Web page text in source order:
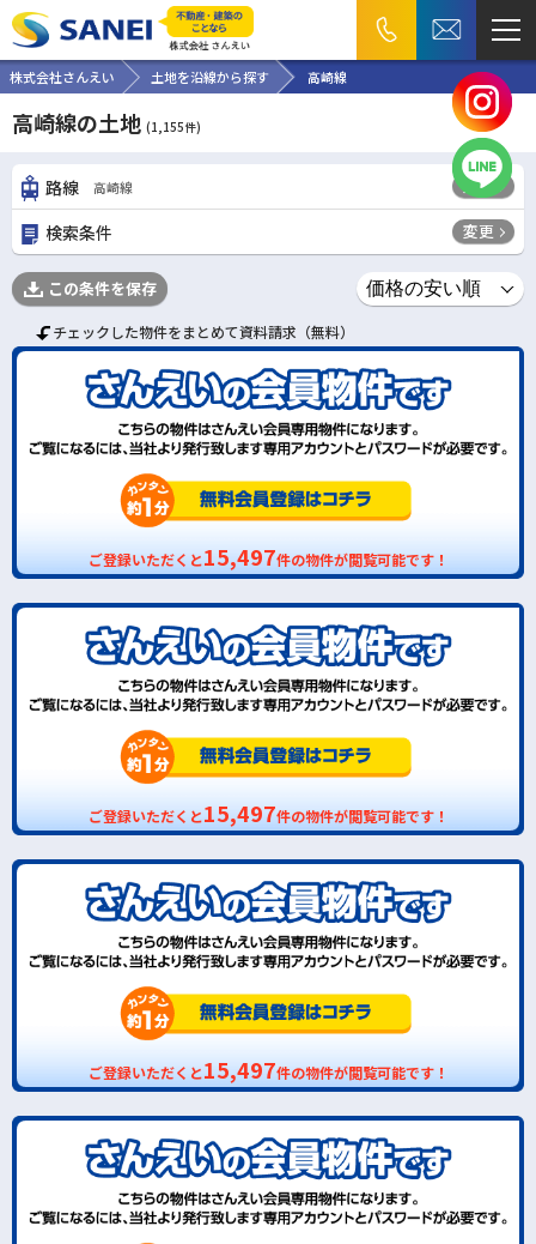
株式会社さんえい 土地を沿線から探す 高崎線
高崎線の土地 (1,155件)
路線 高崎線 変更
検索条件 変更
この条件を保存
チェックした物件をまとめて資料請求（無料）
ご登録いただくと15,497件の物件が閲覧可能です！
ご登録いただくと15,497件の物件が閲覧可能です！
ご登録いただくと15,497件の物件が閲覧可能です！